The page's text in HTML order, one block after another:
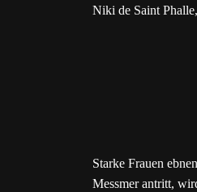
Niki de Saint
Starke Frauen
Messmer antritt,